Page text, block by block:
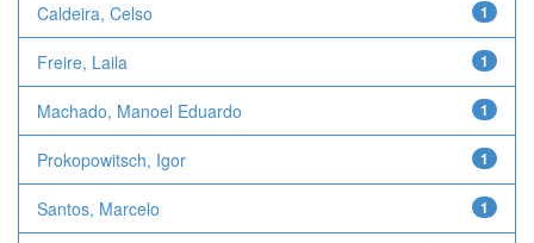
1
Caldeira, Celso
1
Freire, Laila
1
Machado, Manoel Eduardo
1
Prokopowitsch, Igor
1
Santos, Marcelo